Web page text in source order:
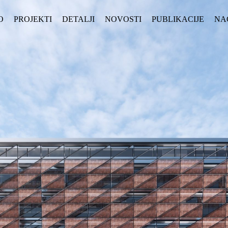
PROJEKTI DETALJI NOVOSTI PUBLIKACIJE